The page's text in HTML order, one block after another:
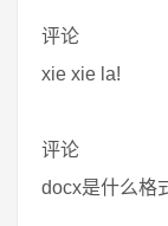
评论
xie xie la!
评论
docx是什么格